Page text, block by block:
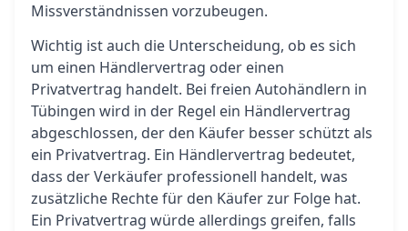
Missverständnissen vorzubeugen.
Wichtig ist auch die Unterscheidung, ob es sich
um einen Händlervertrag oder einen
Privatvertrag handelt. Bei freien Autohändlern in
Tübingen wird in der Regel ein Händlervertrag
abgeschlossen, der den Käufer besser schützt als
ein Privatvertrag. Ein Händlervertrag bedeutet,
dass der Verkäufer professionell handelt, was
zusätzliche Rechte für den Käufer zur Folge hat.
Ein Privatvertrag würde allerdings greifen, falls